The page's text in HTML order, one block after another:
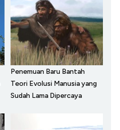
Penemuan Baru Bantah
Teori Evolusi Manusia yang
Sudah Lama Dipercaya